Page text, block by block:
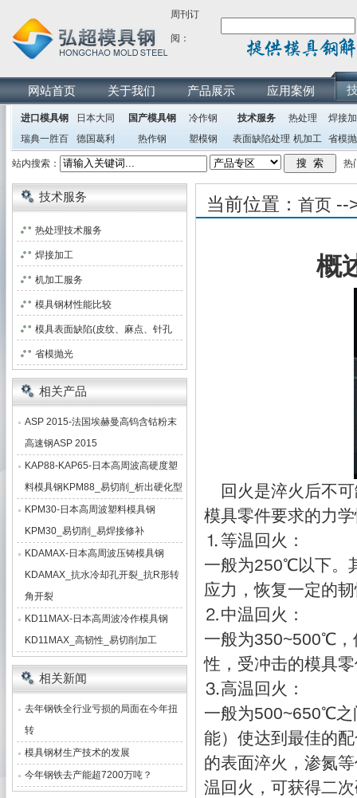
周刊订
阅：
网站首页 关于我们 产品展示 应用案例
进口模具钢
日本大同
瑞典一胜百
德国葛利
兹
国产模具钢
冷作钢
热作钢
塑模钢
技术服务 热处理
焊接
表面缺陷处理 机加工 省模
站内搜索： 热
当前位置： 首页 --
概
回火是淬火后不
模具零件要求的力
⒈等温回火：
一般为250℃以下。
应力，恢复一定的
⒉中温回火：
一般为350~500℃，
性，受冲击的模具
⒊高温回火：
一般为500~650℃之
能）使达到最佳的
的表面淬火，渗氮
温回火，可获得二
技术服务
热处理技术服务
焊接加工
机加工服务
模具钢材性能比较
模具表面缺陷(皮纹、麻点、针孔
等)处理
省模抛光
相关产品
ASP 2015-法国埃赫曼高钨含钴粉末
高速钢ASP 2015
KAP88-KAP65-日本高周波高硬度塑
料模具钢KPM88_易切削_析出硬化型
KPM30-日本高周波塑料模具钢
KPM30_易切削_易焊接修补
KDAMAX-日本高周波压铸模具钢
KDAMAX_抗水冷却孔开裂_抗R形转
角开裂
KD11MAX-日本高周波冷作模具钢
KD11MAX_高韧性_易切削加工
相关新闻
去年钢铁全行业亏损的局面在今年扭
转
模具钢材生产技术的发展
今年钢铁去产能超7200万吨？